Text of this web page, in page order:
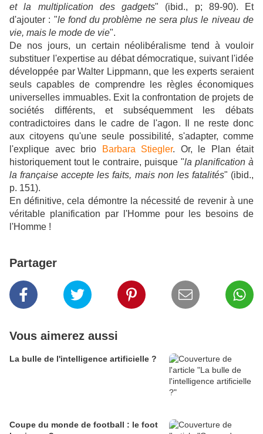
et la multiplication des gadgets" (ibid., p; 89-90). Et
d'ajouter : "le fond du problème ne sera plus le niveau de
vie, mais le mode de vie".
De nos jours, un certain néolibéralisme tend à vouloir
substituer l'expertise au débat démocratique, suivant l'idée
développée par Walter Lippmann, que les experts seraient
seuls capables de comprendre les règles économiques
universelles immuables. Exit la confrontation de projets de
sociétés différents, et subséquemment les débats
contradictoires dans le cadre de l'agon. Il ne reste donc
aux citoyens qu'une seule possibilité, s'adapter, comme
l'explique avec brio
Barbara Stiegler. Or, le Plan était
historiquement tout le contraire, puisque "la planification à
la française accepte les faits, mais non les fatalités" (ibid.,
p. 151).
En définitive, cela démontre la nécessité de revenir à une
véritable planification par l'Homme pour les besoins de
l'Homme !
Partager
Vous aimerez aussi
La bulle de l'intelligence artificielle ?
Coupe du monde de football : le foot